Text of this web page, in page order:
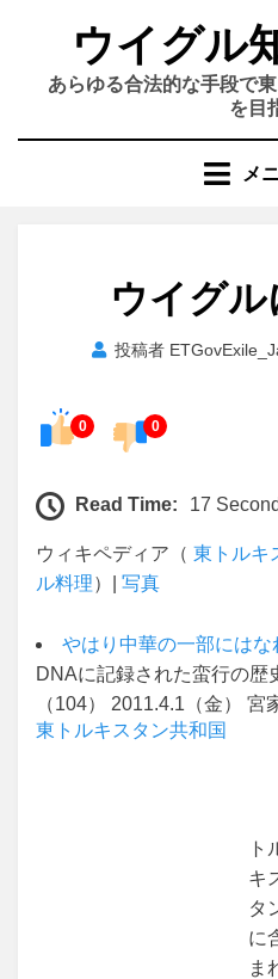
ウイグル
あらゆる合法的な手段で
を目
メ
ウイグ
投稿者
0 0
Read Time: 17 Second
ウィキペディア（ 東トルキ
ル料理）| 写真
やはり中華の一部にはな
DNAに記録された蛮行の歴
（104） 2011.4.1（金） 宮
東トルキスタン共和国
ト
キ
タ
に
ま